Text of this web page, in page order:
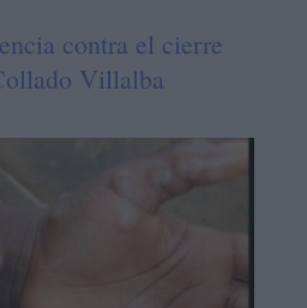
contra el cierre
Villalba